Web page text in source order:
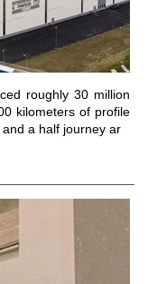
roughly 30 million
kilometers of profile
a half journey ar